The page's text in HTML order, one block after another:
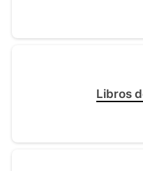
Libros